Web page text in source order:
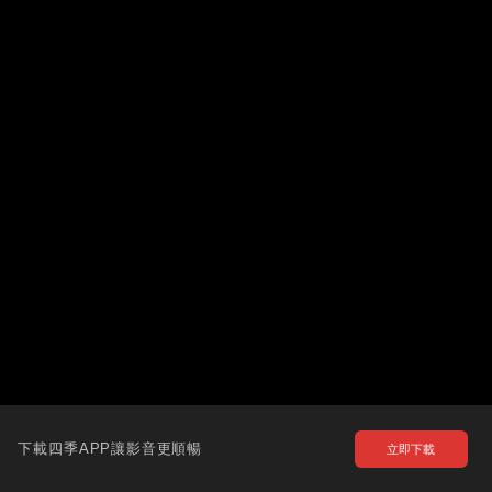
下載四季APP讓影音更順暢 立即下載